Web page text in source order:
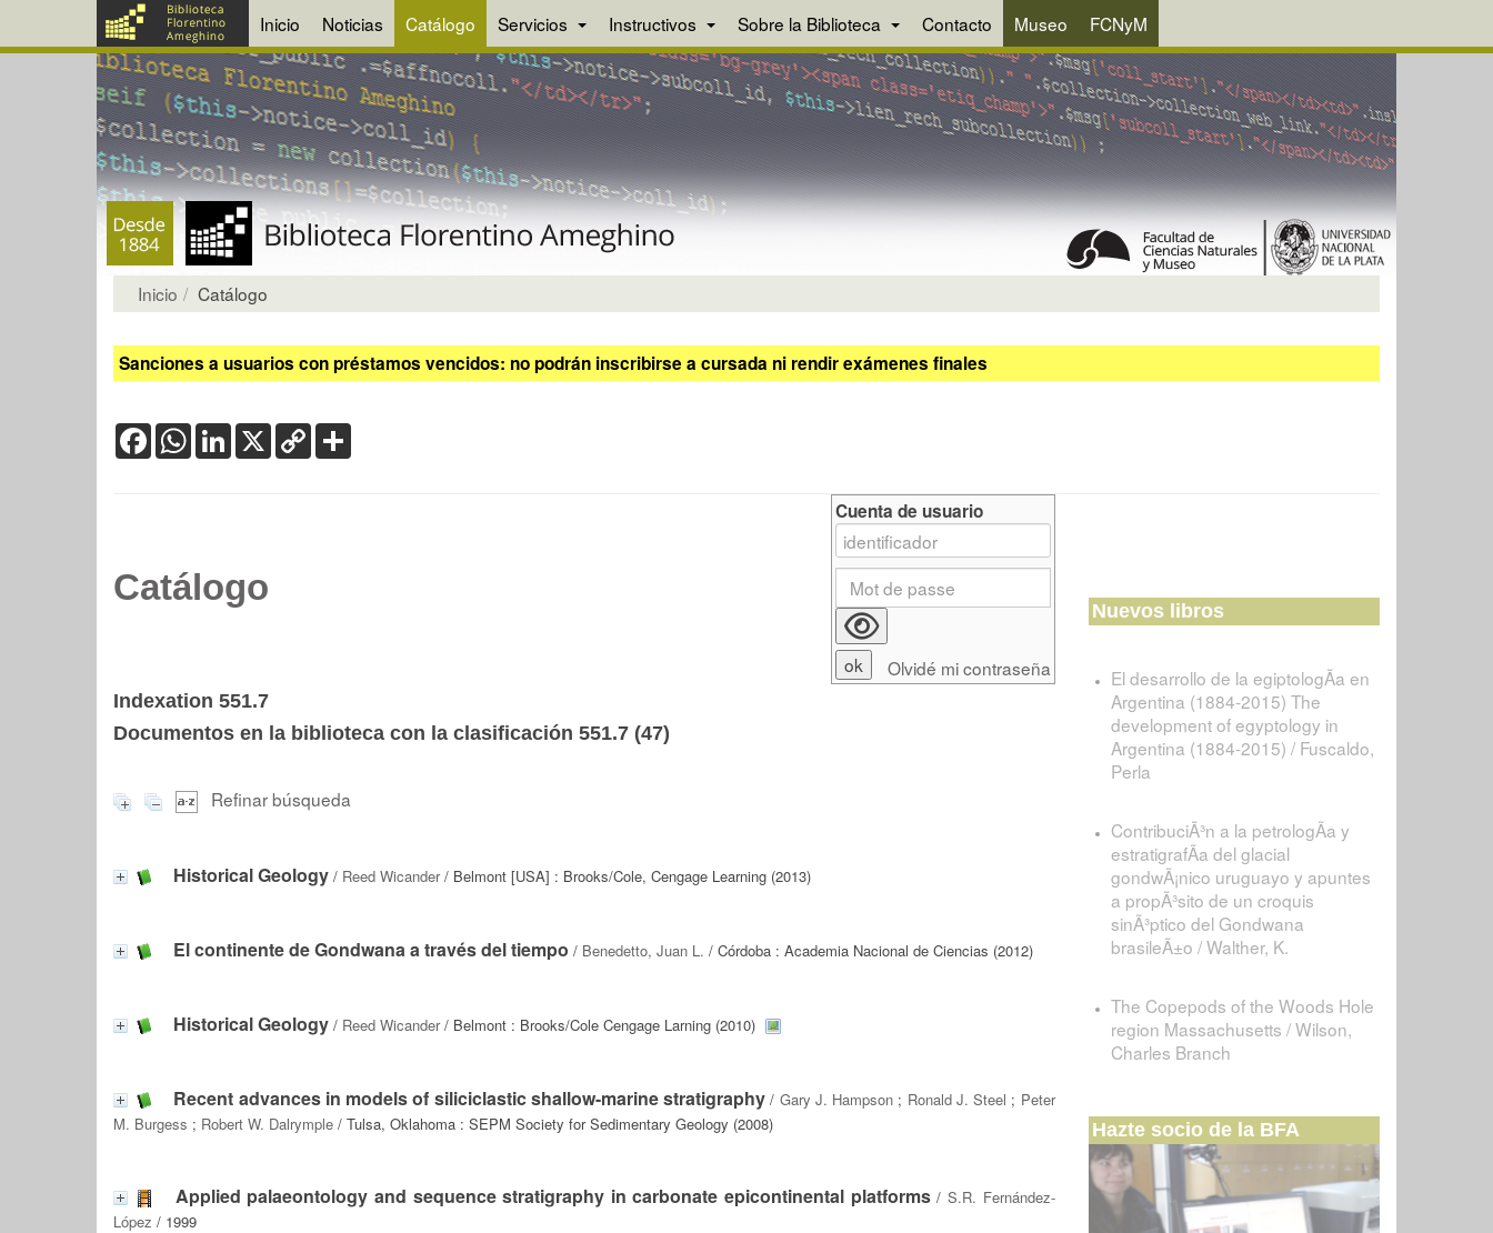
Inicio Noticias Catálogo Servicios Instructivos Sobre la Biblioteca Contacto Museo FCNyM
Inicio Catálogo
Sanciones a usuarios con préstamos vencidos: no podrán inscribirse a cursada ni rendir exámenes finales
FacebookWhatsApp
LinkedIn
X Copy
Link
Catálogo
Indexation 551.7
Documentos en la biblioteca con la clasificación 551.7 (47)
Refinar búsqueda
Historical Geology / Reed Wicander/ Belmont [USA] : Brooks/Cole, Cengage Learning (2013)
El continente de Gondwana a través del tiempo / Benedetto, Juan L. / Córdoba : Academia Nacional de Ciencias (2012)
Historical Geology / Reed Wicander/ Belmont : Brooks/Cole Cengage Larning (2010)
Recent advances in models of siliciclastic shallow-marine stratigraphy / Gary J. Hampson ; Ronald J. Steel ; Peter
M. Burgess ; Robert W. Dalrymple / Tulsa, Oklahoma : SEPM Society for Sedimentary Geology (2008)
Applied palaeontology and sequence stratigraphy in carbonate epicontinental platforms/ S.R. Fernández-
López / 1999
Cuenta de usuario
Olvidé mi contraseña
Nuevos libros
El desarrollo de la egiptologÃ­a en
Argentina (1884-2015) The
development of egyptology in
Argentina (1884-2015) / Fuscaldo,
Perla
ContribuciÃ³n a la petrologÃ­a y
estratigrafÃ­a del glacial
gondwÃ¡nico uruguayo y apuntes
a propÃ³sito de un croquis
sinÃ³ptico del Gondwana
brasileÃ±o / Walther, K.
The Copepods of the Woods Hole
region Massachusetts / Wilson,
Charles Branch
Hazte socio de la BFA